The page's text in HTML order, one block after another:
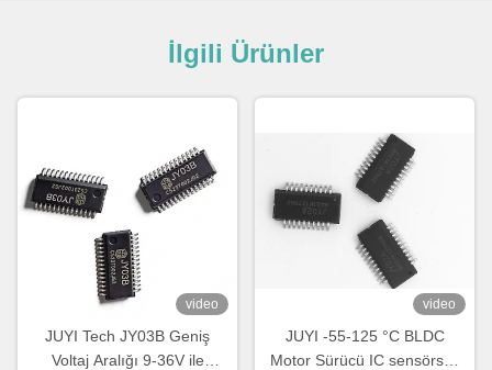
İlgili Ürünler
video
JUYI Tech JY03B Geniş
Voltaj Aralığı 9-36V ile
video
JUYI -55-125 °C BLDC
Motor Sürücü IC sensörsüz